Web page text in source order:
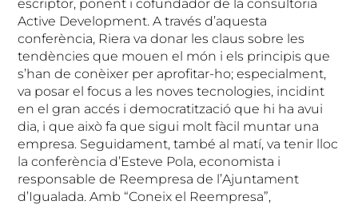
escriptor, ponent i cofundador de la consultoria
Active Development. A través d’aquesta
conferència, Riera va donar les claus sobre les
tendències que mouen el món i els principis que
s’han de conèixer per aprofitar-ho; especialment,
va posar el focus a les noves tecnologies, incidint
en el gran accés i democratització que hi ha avui
dia, i que això fa que sigui molt fàcil muntar una
empresa. Seguidament, també al matí, va tenir lloc
la conferència d’Esteve Pola, economista i
responsable de Reempresa de l’Ajuntament
d’Igualada. Amb “Coneix el Reempresa”,